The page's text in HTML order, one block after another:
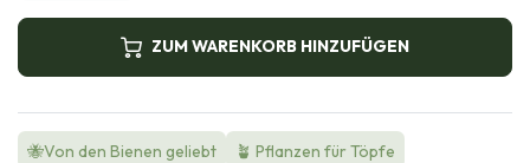
ZUM WARENKORB HINZUFÜGEN
🐝Von den Bienen geliebt 🪴 Pflanzen für Töpfe